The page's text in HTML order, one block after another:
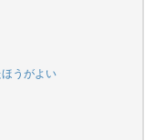
うがよい